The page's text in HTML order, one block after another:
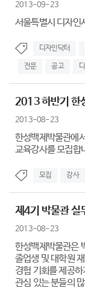
2013-09-23
서울특별시 디자인
디자인닥터
전문 공고
2013 하반기 한
2013-08-23
한성백제박물관에
교육강사를 모집합
모집 강사
제4기 박물관 실
2013-08-23
한성백제박물관은
졸업생 및 대학원
경험 기회를 제공
관심 있는 분들의